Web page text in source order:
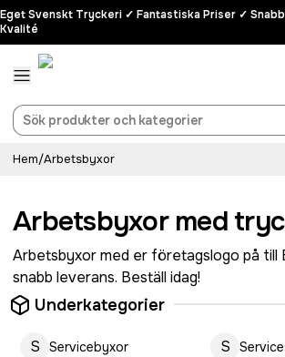
Eget Svenskt Tryckeri ✓ Fantastiska Priser ✓
Kvalité
Hem/Arbetsbyxor
Arbetsbyxor med
Arbetsbyxor med er företagslogo på till
snabb leverans. Beställ idag!
Underkategorier
S Servicebyxor S